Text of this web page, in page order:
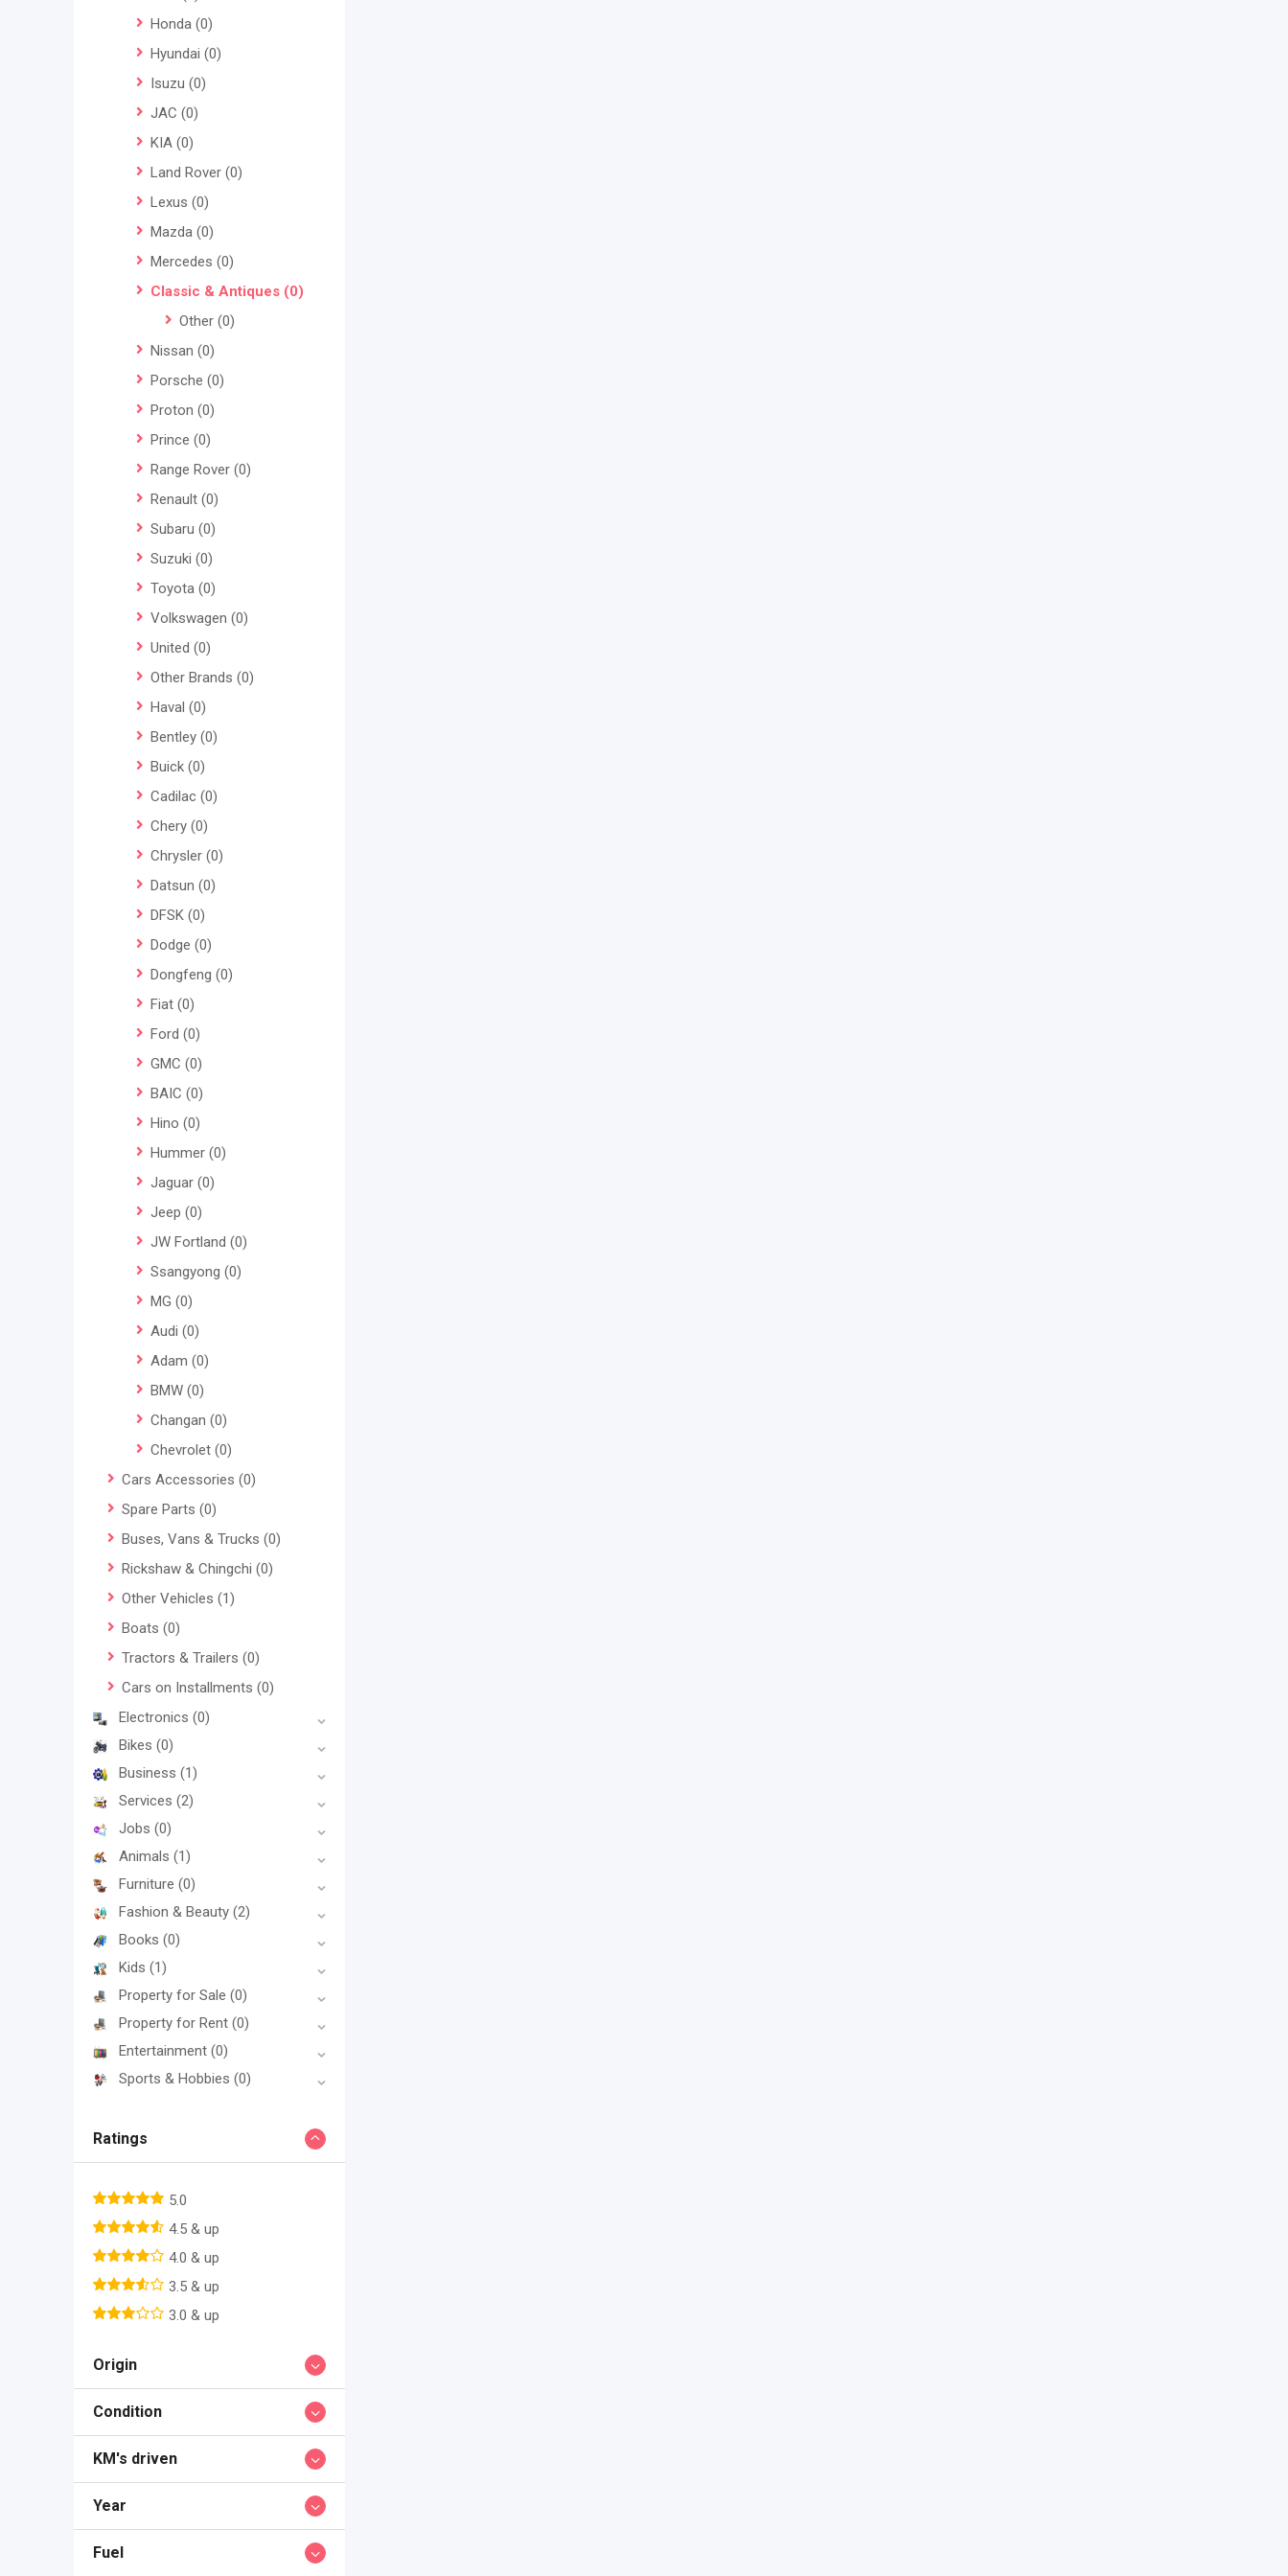
Honda (0)
Hyundai (0)
Isuzu (0)
JAC (0)
KIA (0)
Land Rover (0)
Lexus (0)
Mazda (0)
Mercedes (0)
Classic & Antiques (0)
Other (0)
Nissan (0)
Porsche (0)
Proton (0)
Prince (0)
Range Rover (0)
Renault (0)
Subaru (0)
Suzuki (0)
Toyota (0)
Volkswagen (0)
United (0)
Other Brands (0)
Haval (0)
Bentley (0)
Buick (0)
Cadilac (0)
Chery (0)
Chrysler (0)
Datsun (0)
DFSK (0)
Dodge (0)
Dongfeng (0)
Fiat (0)
Ford (0)
GMC (0)
BAIC (0)
Hino (0)
Hummer (0)
Jaguar (0)
Jeep (0)
JW Fortland (0)
Ssangyong (0)
MG (0)
Audi (0)
Adam (0)
BMW (0)
Changan (0)
Chevrolet (0)
Cars Accessories (0)
Spare Parts (0)
Buses, Vans & Trucks (0)
Rickshaw & Chingchi (0)
Other Vehicles (1)
Boats (0)
Tractors & Trailers (0)
Cars on Installments (0)
Electronics (0)
Bikes (0)
Business (1)
Services (2)
Jobs (0)
Animals (1)
Furniture (0)
Fashion & Beauty (2)
Books (0)
Kids (1)
Property for Sale (0)
Property for Rent (0)
Entertainment (0)
Sports & Hobbies (0)
Ratings
5.0
4.5 & up
4.0 & up
3.5 & up
3.0 & up
Origin
Condition
KM's driven
Year
Fuel